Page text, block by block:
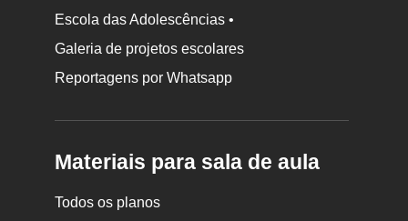
Escola das Adolescências •
Galeria de projetos escolares
Reportagens por Whatsapp
Materiais para sala de aula
Todos os planos